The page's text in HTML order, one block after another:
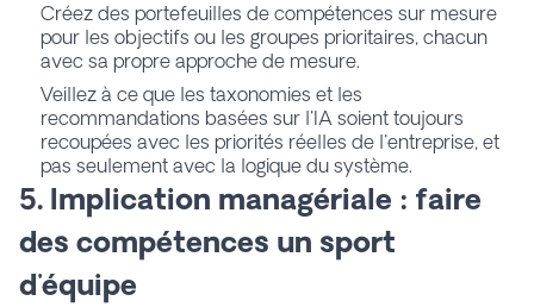
Créez des portefeuilles de compétences sur mesure
pour les objectifs ou les groupes prioritaires, chacun
avec sa propre approche de mesure.
Veillez à ce que les taxonomies et les
recommandations basées sur l'IA soient toujours
recoupées avec les priorités réelles de l'entreprise, et
pas seulement avec la logique du système.
5. Implication managériale : faire
des compétences un sport
d'équipe